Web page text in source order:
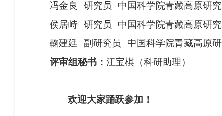
冯金良
研究员
中国科学院青藏高原研
侯居峙 研究员
中国科学院青藏高原研
鞠建廷
副研究员
中国科学院青藏高原
评审组秘书： 江宝棋（科研助理）
欢迎大家踊跃参加！